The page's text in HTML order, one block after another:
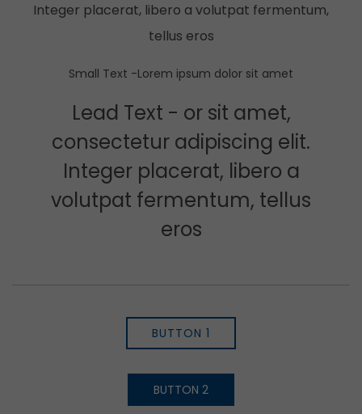
Integer placerat, libero a volutpat fermentum,
tellus eros
Small Text -Lorem ipsum dolor sit amet
Lead Text - or sit amet,
consectetur adipiscing elit.
Integer placerat, libero a
volutpat fermentum, tellus
eros
BUTTON 1
BUTTON 2